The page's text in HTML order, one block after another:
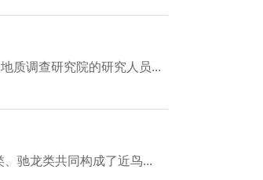
质调查研究院的研究人员...
驰龙类共同构成了近鸟...